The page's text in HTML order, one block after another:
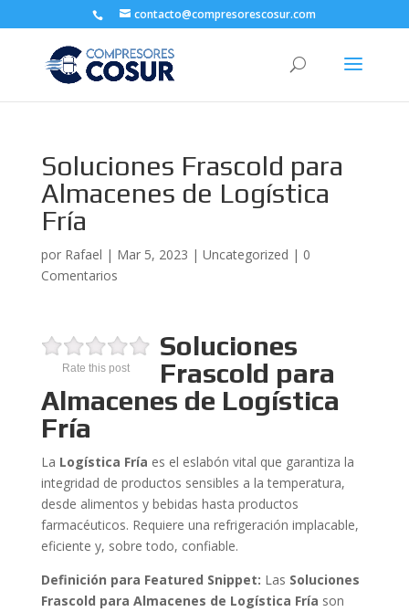
contacto@compresorescosur.com
Soluciones Frascold para
Almacenes de Logística
Fría
por Rafael | Mar 5, 2023 | Uncategorized | 0
Comentarios
Rate this post
Soluciones
Frascold para
Almacenes de Logística
Fría
La Logística Fría es el eslabón vital que garantiza la
integridad de productos sensibles a la temperatura,
desde alimentos y bebidas hasta productos
farmacéuticos. Requiere una refrigeración implacable,
eficiente y, sobre todo, confiable.
Definición para Featured Snippet: Las Soluciones
Frascold para Almacenes de Logística Fría son